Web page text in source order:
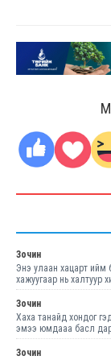
Зочин
Энэ улаан хацарт ийм
хажуугаар нь халтуур
Зочин
Хаха танайд хондог
эмээ юмдааа басл
Зочин